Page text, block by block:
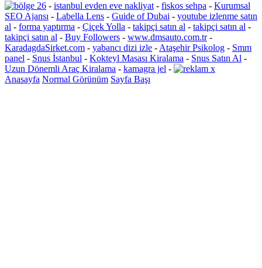
- istanbul evden eve nakliyat- fiskos sehpa - Kurumsal
SEO Ajansı - Labella Lens - Guide of Dubai - youtube izlenme satın
al - forma yaptırma - Çiçek Yolla - takipçi satın al - takipçi satın al -
takipçi satın al - Buy Followers - www.dmsauto.com.tr-
KaradagdaSirket.com - yabancı dizi izle -Ataşehir Psikolog - Smm
panel - Snus İstanbul - Kokteyl Masası Kiralama - Snus Satın Al -
Uzun Dönemli Araç Kiralama - kamagra jel -
Anasayfa Normal Görünüm Sayfa Başı